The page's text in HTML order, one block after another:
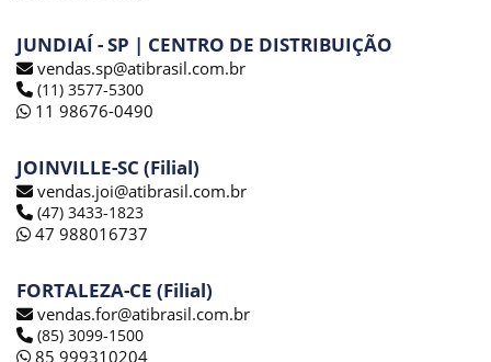
JUNDIAÍ - SP | CENTRO DE DISTRIBUIÇÃO
vendas.sp@atibrasil.com.br
(11) 3577-5300
11 98676-0490
JOINVILLE-SC (Filial)
vendas.joi@atibrasil.com.br
(47) 3433-1823
47 988016737
FORTALEZA-CE (Filial)
vendas.for@atibrasil.com.br
(85) 3099-1500
85 999310204